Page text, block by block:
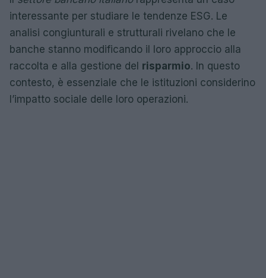
interessante per studiare le tendenze ESG. Le
analisi congiunturali e strutturali rivelano che le
banche stanno modificando il loro approccio alla
raccolta e alla gestione del risparmio. In questo
contesto, è essenziale che le istituzioni considerino
l’impatto sociale delle loro operazioni.